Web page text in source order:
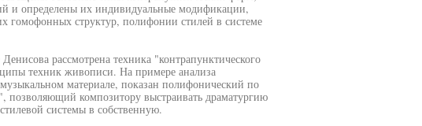
и определены их индивидуальные модификации,
гомофонных структур, полифонии стилей в системе
рассмотрена техника "контрапунктического
техник живописи. На примере анализа
материале, показан полифонический по
позволяющий композитору выстраивать драматургию
системы в собственную.